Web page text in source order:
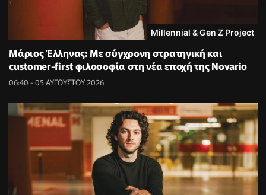
Millennial & Gen Z Project
Μάριος Έλληνας: Με σύγχρονη στρατηγική και
customer-first φιλοσοφία στη νέα εποχή της Novario
06:40 - 05 ΑΥΓΟΥΣΤΟΥ 2026